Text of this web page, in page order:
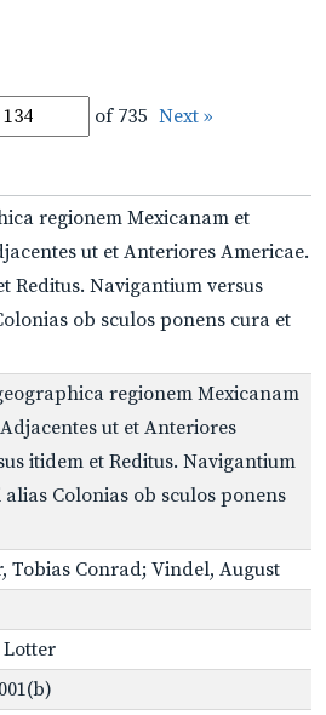
of 735 Next »
regionem Mexicanam et
ut et Anteriores Americae.
Reditus. Navigantium versus
ob sculos ponens cura et
regionem Mexicanam
ut et Anteriores
itidem et Reditus. Navigantium
Colonias ob sculos ponens
Tobias Conrad; Vindel, August
Lotter